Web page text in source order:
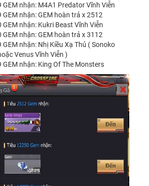
GEM nhận: M4A1 Predator Vĩnh Viễn
GEM nhận: GEM hoàn trả x 2512
GEM nhận: Kukri Beast Vĩnh Viễn
GEM nhận: GEM hoàn trả x 3112
GEM nhận: Nhị Kiều Xạ Thủ ( Sonoko
Venus Vĩnh Viễn )
GEM nhận: King Of The Monsters